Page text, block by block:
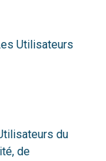
Utilisateurs
du
de